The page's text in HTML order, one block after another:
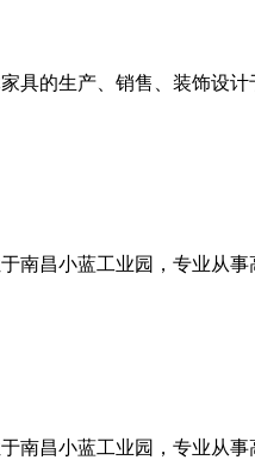
的生产、销售、装饰设计
南昌小蓝工业园，专业从
南昌小蓝工业园，专业从